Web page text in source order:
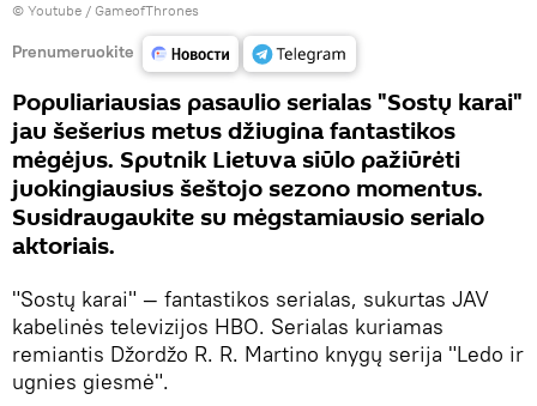
© Youtube / GameofThrones
Prenumeruokite
Populiariausias pasaulio serialas "Sostų karai"
jau šešerius metus džiugina fantastikos
mėgėjus. Sputnik Lietuva siūlo pažiūrėti
juokingiausius šeštojo sezono momentus.
Susidraugaukite su mėgstamiausio serialo
aktoriais.
"Sostų karai" — fantastikos serialas, sukurtas JAV
kabelinės televizijos HBO. Serialas kuriamas
remiantis Džordžo R. R. Martino knygų serija "Ledo ir
ugnies giesmė".